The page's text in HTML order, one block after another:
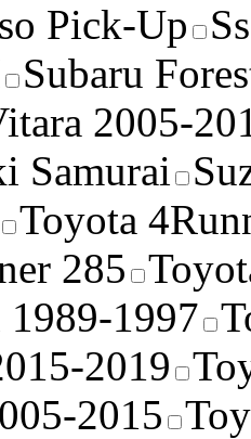
Pick-Up
Subaru
2005-
Samurai
Toyota
285
1997
2019
2015